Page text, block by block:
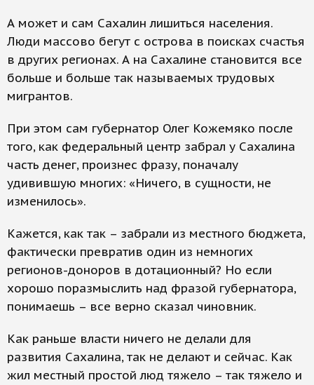
А может и сам Сахалин лишиться населения.
Люди массово бегут с острова в поисках счастья
в других регионах. А на Сахалине становится все
больше и больше так называемых трудовых
мигрантов.
При этом сам губернатор Олег Кожемяко после
того, как федеральный центр забрал у Сахалина
часть денег, произнес фразу, поначалу
удивившую многих: «Ничего, в сущности, не
изменилось».
Кажется, как так – забрали из местного бюджета,
фактически превратив один из немногих
регионов-доноров в дотационный? Но если
хорошо поразмыслить над фразой губернатора,
понимаешь – все верно сказал чиновник.
Как раньше власти ничего не делали для
развития Сахалина, так не делают и сейчас. Как
жил местный простой люд тяжело – так тяжело и